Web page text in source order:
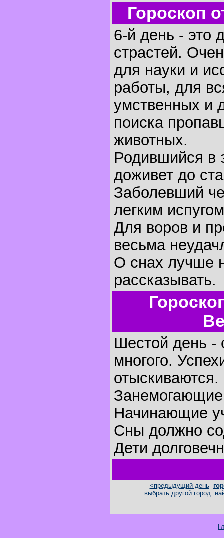
Гороскоп
6-й день - это
страстей.
для науки и
работы, для
умственных и
поиска
животных.
Родившийся в
доживет до
Заболевший
легким
Для воров и
весьма
O снах лучше
рассказывать.
Шестой день -
многого.
отыскиваются.
Занемогающие
Начинающие
Сны должно
Дети
<предыдущий день
выбрать другой город